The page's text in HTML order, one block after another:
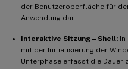
der Benutzeroberfläche für
Anwendung dar.
Interaktive Sitzung – Shell: In
mit der Initialisierung der
Unterphase erfasst die Dauer